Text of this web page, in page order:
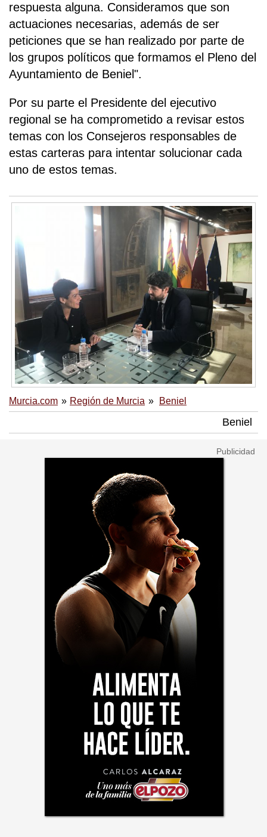
respuesta alguna. Consideramos que son
actuaciones necesarias, además de ser
peticiones que se han realizado por parte de
los grupos políticos que formamos el Pleno del
Ayuntamiento de Beniel".
Por su parte el Presidente del ejecutivo
regional se ha comprometido a revisar estos
temas con los Consejeros responsables de
estas carteras para intentar solucionar cada
uno de estos temas.
Murcia.com Región de Murcia Beniel
Beniel